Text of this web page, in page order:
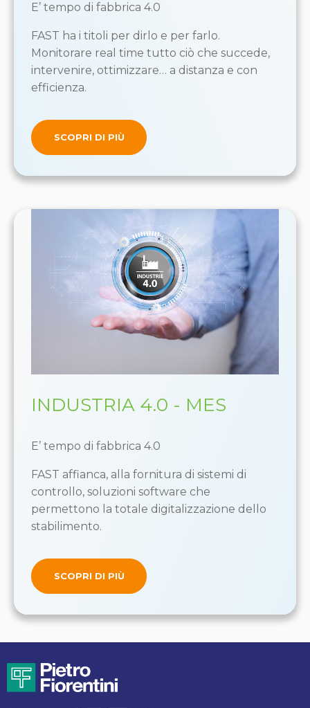
E’ tempo di fabbrica 4.0
FAST ha i titoli per dirlo e per farlo.
Monitorare real time tutto ciò che succede,
intervenire, ottimizzare… a distanza e con
efficienza.
SCOPRI DI PIÙ
INDUSTRIA 4.0 - MES
E’ tempo di fabbrica 4.0
FAST affianca, alla fornitura di sistemi di
controllo, soluzioni software che
permettono la totale digitalizzazione dello
stabilimento.
SCOPRI DI PIÙ